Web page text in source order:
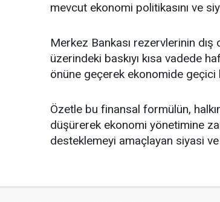
mevcut ekonomi politikasını ve
Merkez Bankası rezervlerinin
üzerindeki baskıyı kısa vadede
önüne geçerek ekonomide geçici
Özetle bu finansal formülün,
düşürerek ekonomi yönetimine
desteklemeyi amaçlayan siyasi